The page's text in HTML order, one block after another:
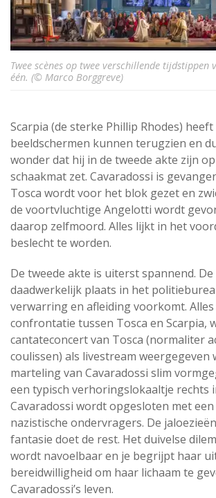
Twee scènes op twee verschillende tijdstippen
één. (© Marco Borggreve)
Scarpia (de sterke Phillip Rhodes)
beeldschermen kunnen terugzien en
wonder dat hij in de tweede akte zijn
schaakmat zet. Cavaradossi is
Tosca wordt voor het blok gezet en
de voortvluchtige Angelotti wordt
daarop zelfmoord. Alles lijkt in het
beslecht te worden.
De tweede akte is uiterst spannend.
daadwerkelijk plaats in het
verwarring en afleiding voorkomt.
confrontatie tussen Tosca en Scarpia,
cantateconcert van Tosca (normaliter
coulissen) als livestream weergegeven
marteling van Cavaradossi slim
een typisch verhoringslokaaltje rechts
Cavaradossi wordt opgesloten met
nazistische ondervragers. De
fantasie doet de rest. Het duivelse
wordt navoelbaar en je begrijpt haar
bereidwilligheid om haar lichaam te
Cavaradossi’s leven.